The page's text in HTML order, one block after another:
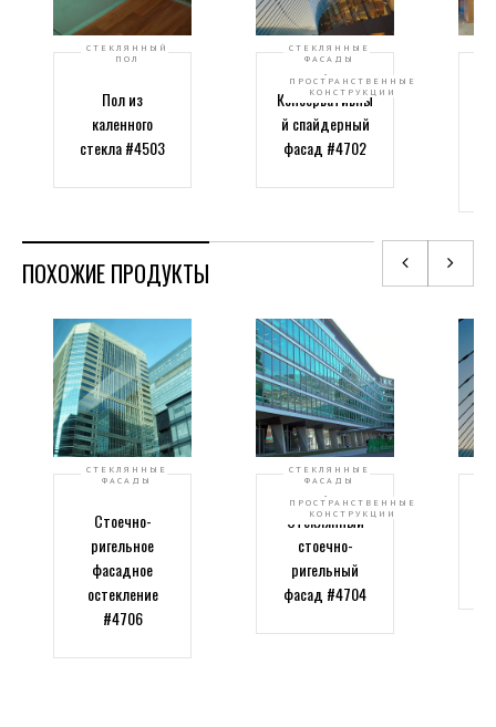
СТЕКЛЯННЫЙ
ПОЛ
Пол из
каленного
стекла #4503
СТЕКЛЯННЫЕ
ФАСАДЫ
,
ПРОСТРАНСТВЕННЫЕ
КОНСТРУКЦИИ
Консервативны
й спайдерный
фасад #4702
ПОХОЖИЕ ПРОДУКТЫ
СТЕКЛЯННЫЕ
ФАСАДЫ
Стоечно-
ригельное
фасадное
остекление
#4706
СТЕКЛЯННЫЕ
ФАСАДЫ
,
ПРОСТРАНСТВЕННЫЕ
КОНСТРУКЦИИ
Стеклянный
стоечно-
ригельный
фасад #4704